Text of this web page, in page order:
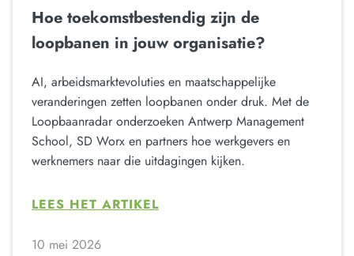
Hoe toekomstbestendig zijn de
loopbanen in jouw organisatie?
AI, arbeidsmarktevoluties en maatschappelijke
veranderingen zetten loopbanen onder druk. Met de
Loopbaanradar onderzoeken Antwerp Management
School, SD Worx en partners hoe werkgevers en
werknemers naar die uitdagingen kijken.
LEES HET ARTIKEL
10 mei 2026